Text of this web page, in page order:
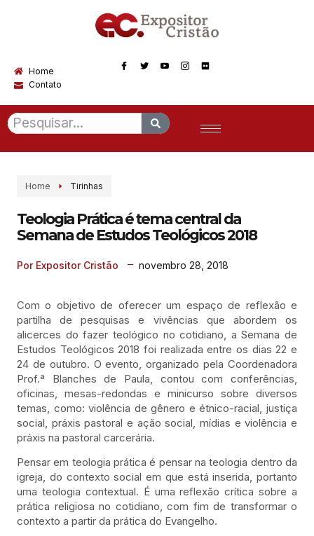
Home
Contato
Home Tirinhas
Teologia Prática é tema central da
Semana de Estudos Teológicos 2018
Por Expositor Cristão novembro 28, 2018
Com o objetivo de oferecer um espaço de reflexão e
partilha de pesquisas e vivências que abordem os
alicerces do fazer teológico no cotidiano, a Semana de
Estudos Teológicos 2018 foi realizada entre os dias 22 e
24 de outubro. O evento, organizado pela Coordenadora
Prof.ª Blanches de Paula, contou com conferências,
oficinas, mesas-redondas e minicurso sobre diversos
temas, como: violência de gênero e étnico-racial, justiça
social, práxis pastoral e ação social, mídias e violência e
práxis na pastoral carcerária.
Pensar em teologia prática é pensar na teologia dentro da
igreja, do contexto social em que está inserida, portanto
uma teologia contextual. É uma reflexão crítica sobre a
prática religiosa no cotidiano, com fim de transformar o
contexto a partir da prática do Evangelho.